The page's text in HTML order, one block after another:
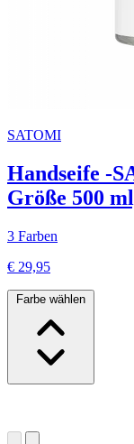
SATOMI
Handseife -
Größe 500
3 Farben
€ 29,95
Farbe wählen